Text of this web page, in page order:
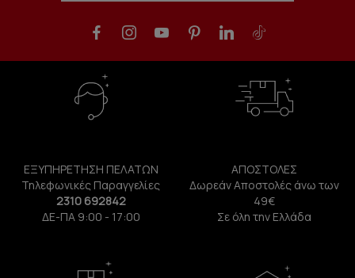
ΕΞΥΠΗΡΕΤΗΣΗ ΠΕΛΑΤΩΝ
Τηλεφωνικές Παραγγελίες
2310 692842
ΔΕ-ΠΑ 9:00 - 17:00
ΑΠΟΣΤΟΛΕΣ
Δωρεάν Αποστολές άνω των
49€
Σε όλη την Ελλάδα